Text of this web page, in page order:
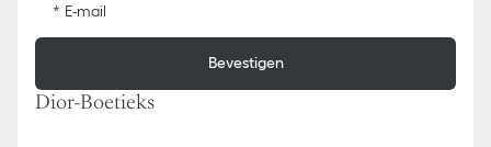
E-mail
Bevestigen
Dior-Boetieks